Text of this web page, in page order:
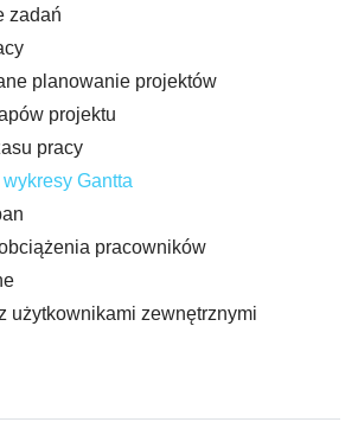
zadań
planowanie projektów
projektu
pracy
wykresy Gantta
pracowników
użytkownikami zewnętrznymi